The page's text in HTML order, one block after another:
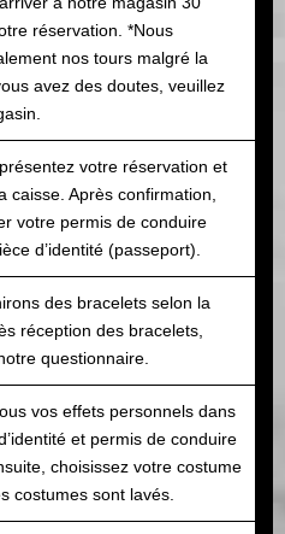
réservation. *Nous
nos tours malgré la
avez des doutes, veuillez
votre réservation et
caisse. Après confirmation,
votre permis de conduire
d’identité (passeport).
des bracelets selon la
réception des bracelets,
questionnaire.
vos effets personnels dans
et permis de conduire
choisissez votre costume
costumes sont lavés.